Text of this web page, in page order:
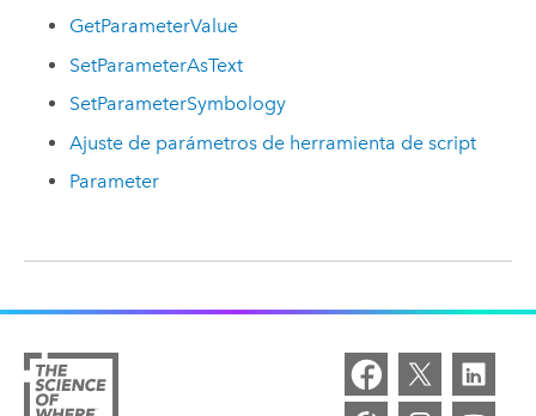
GetParameterValue
SetParameterAsText
SetParameterSymbology
Ajuste de parámetros de herramienta de script
Parameter